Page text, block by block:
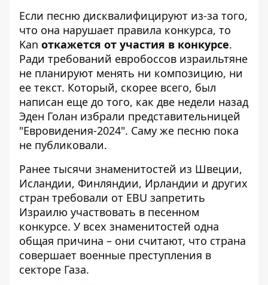
Если песню дисквалифицируют из-за того,
что она нарушает правила конкурса, то
Kan откажется от участия в конкурсе.
Ради требований евробоссов израильтяне
не планируют менять ни композицию, ни
ее текст. Который, скорее всего, был
написан еще до того, как две недели назад
Эден Голан избрали представительницей
"Евровидения-2024". Саму же песню пока
не публиковали.
Ранее тысячи знаменитостей из Швеции,
Исландии, Финляндии, Ирландии и других
стран требовали от EBU запретить
Израилю участвовать в песенном
конкурсе. У всех знаменитостей одна
общая причина – они считают, что страна
совершает военные преступления в
секторе Газа.